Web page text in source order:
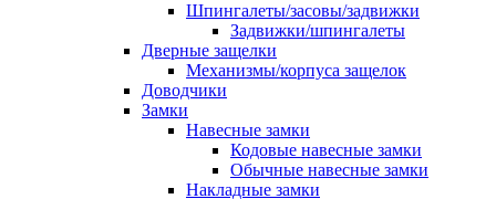
Шпингалеты/засовы/задвижки
Задвижки/шпингалеты
Дверные защелки
Механизмы/корпуса защелок
Доводчики
Замки
Навесные замки
Кодовые навесные замки
Обычные навесные замки
Накладные замки